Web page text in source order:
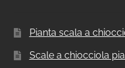
Pianta scala a
Scale a chiocciola